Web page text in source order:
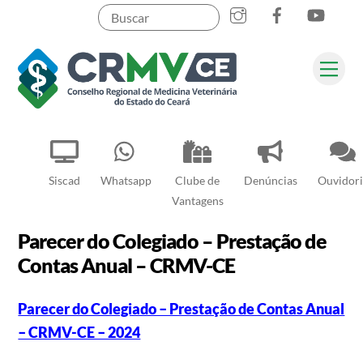
content
Siscad Whatsapp
Clube de
Vantagens
Denúncias
InstagramFacebook
Pesquisar
Parecer do Colegiado – Prestação de
Contas Anual – CRMV-CE
Parecer do Colegiado – Prestação de Contas Anual
– CRMV-CE – 2024